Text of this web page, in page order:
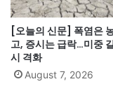
[오늘의 신문] 폭염은
고, 증시는 급락…미중
시 격화
August 7, 2026